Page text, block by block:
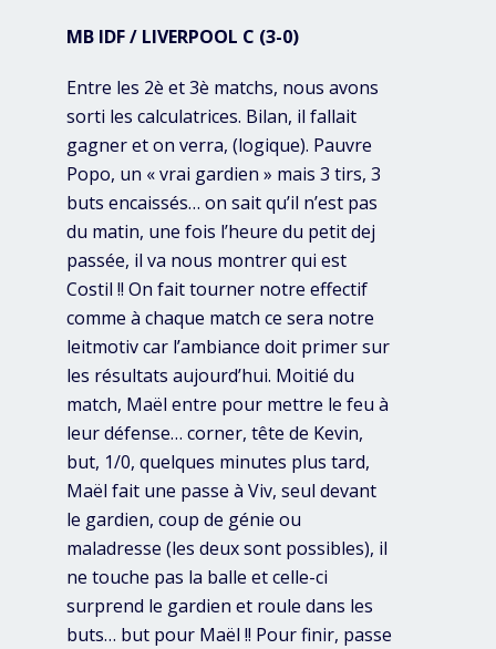
MB IDF / LIVERPOOL C (3-0)
Entre les 2è et 3è matchs, nous avons
sorti les calculatrices. Bilan, il fallait
gagner et on verra, (logique). Pauvre
Popo, un « vrai gardien » mais 3 tirs, 3
buts encaissés… on sait qu’il n’est pas
du matin, une fois l’heure du petit dej
passée, il va nous montrer qui est
Costil !! On fait tourner notre effectif
comme à chaque match ce sera notre
leitmotiv car l’ambiance doit primer sur
les résultats aujourd’hui. Moitié du
match, Maël entre pour mettre le feu à
leur défense… corner, tête de Kevin,
but, 1/0, quelques minutes plus tard,
Maël fait une passe à Viv, seul devant
le gardien, coup de génie ou
maladresse (les deux sont possibles), il
ne touche pas la balle et celle-ci
surprend le gardien et roule dans les
buts… but pour Maël !! Pour finir, passe